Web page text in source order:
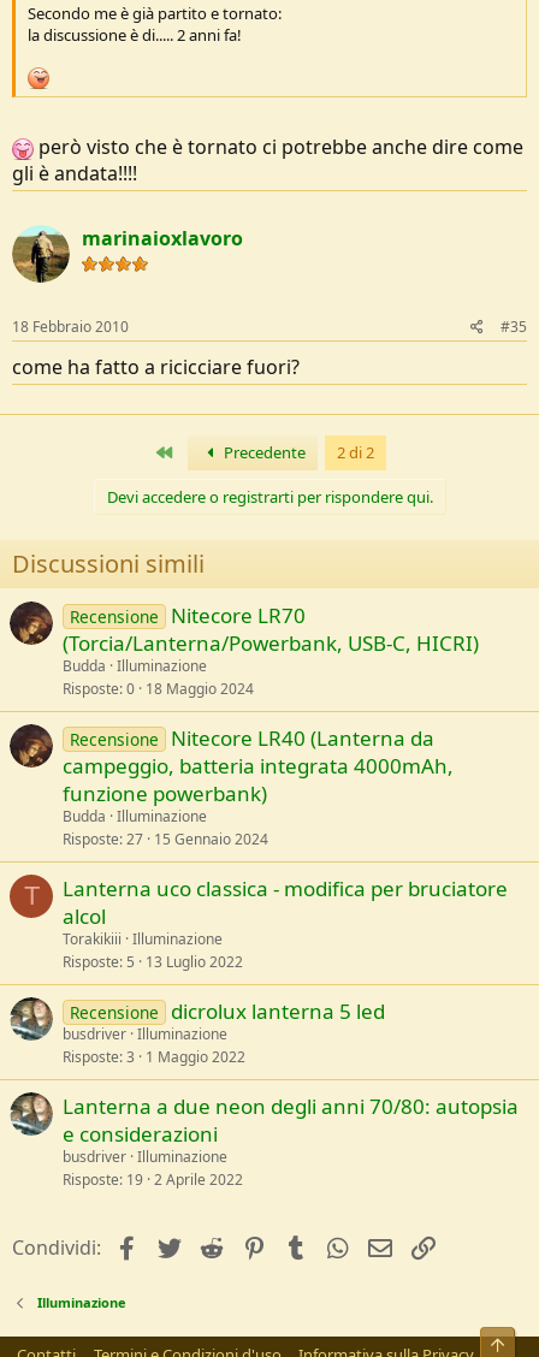
Secondo me è già partito e tornato:
la discussione è di..... 2 anni fa!
però visto che è tornato ci potrebbe anche dire come
gli è andata!!!!
marinaioxlavoro
18 Febbraio 2010 #35
come ha fatto a ricicciare fuori?
Primo Precedente 2 di 2
Devi accedere o registrarti per rispondere qui.
Discussioni simili
Recensione
Nitecore LR70
(Torcia/Lanterna/Powerbank, USB-C, HICRI)
Budda Illuminazione
Risposte 0 18 Maggio 2024
Recensione
Nitecore LR40 (Lanterna da
campeggio, batteria integrata 4000mAh,
funzione powerbank)
Budda Illuminazione
Risposte 27 15 Gennaio 2024
T
Lanterna uco classica - modifica per bruciatore
alcol
Torakikiii Illuminazione
Risposte 5 13 Luglio 2022
Recensione dicrolux lanterna 5 led
busdriver Illuminazione
Risposte 3 1 Maggio 2022
Lanterna a due neon degli anni 70/80: autopsia
e considerazioni
busdriver Illuminazione
Risposte 19 2 Aprile 2022
Condividi: facebookTwitterReddit PinterestTumblrWhatsApp
e-mail
Illuminazione
Alto